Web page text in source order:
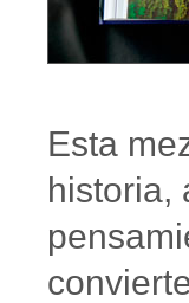
Esta
historia,